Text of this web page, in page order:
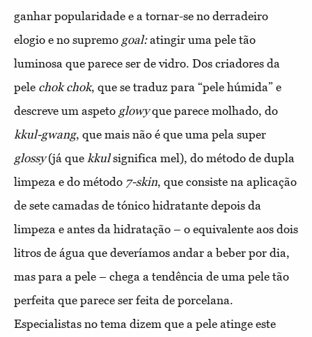
ganhar popularidade e a tornar-se no derradeiro
elogio e no supremo goal:atingir uma pele tão
luminosa que parece ser de vidro. Dos criadores da
pele chok chok, que se traduz para “pele húmida” e
descreve um aspeto glowyque parece molhado, do
kkul-gwang, que mais não é que uma pela super
glossy(já que kkulsignifica mel), do método de dupla
limpeza e do método 7-skin, que consiste na aplicação
de sete camadas de tónico hidratante depois da
limpeza e antes da hidratação – o equivalente aos dois
litros de água que deveríamos andar a beber por dia,
mas para a pele – chega a tendência de uma pele tão
perfeita que parece ser feita de porcelana.
Especialistas no tema dizem que a pele atinge este